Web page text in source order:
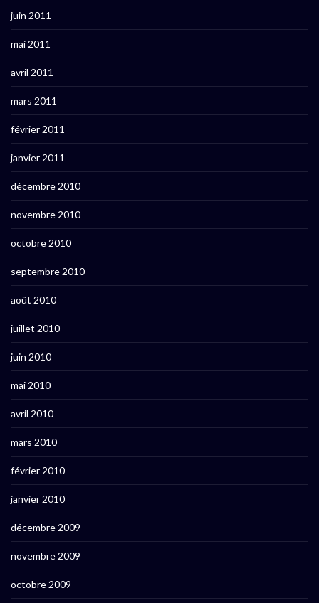
juin 2011
mai 2011
avril 2011
mars 2011
février 2011
janvier 2011
décembre 2010
novembre 2010
octobre 2010
septembre 2010
août 2010
juillet 2010
juin 2010
mai 2010
avril 2010
mars 2010
février 2010
janvier 2010
décembre 2009
novembre 2009
octobre 2009